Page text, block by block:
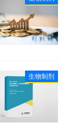
生物制剂